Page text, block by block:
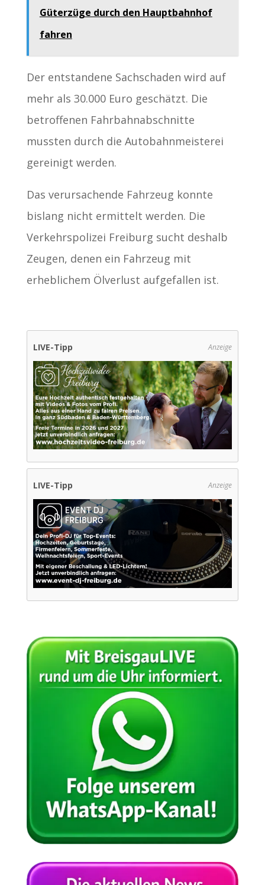
Güterzüge durch den Hauptbahnhof
fahren
Der entstandene Sachschaden wird auf
mehr als 30.000 Euro geschätzt. Die
betroffenen Fahrbahnabschnitte
mussten durch die Autobahnmeisterei
gereinigt werden.
Das verursachende Fahrzeug konnte
bislang nicht ermittelt werden. Die
Verkehrspolizei Freiburg sucht deshalb
Zeugen, denen ein Fahrzeug mit
erheblichem Ölverlust aufgefallen ist.
LIVE-Tipp Anzeige
LIVE-Tipp Anzeige